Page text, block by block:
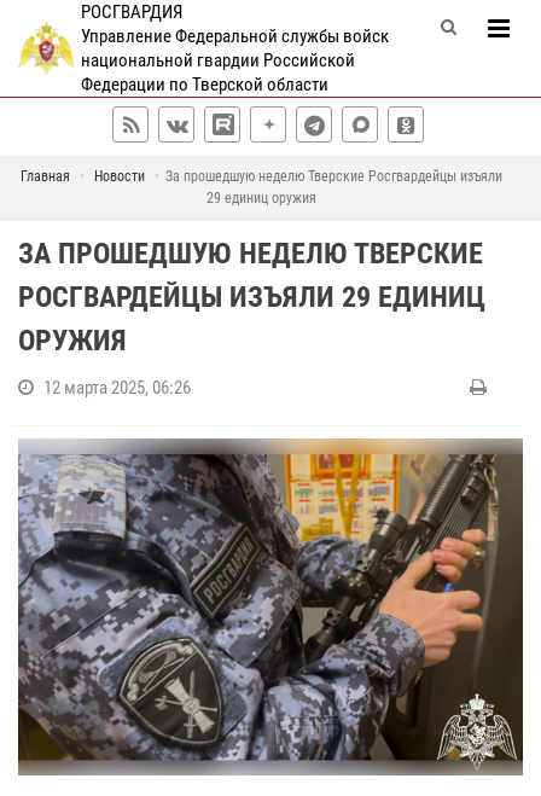
РОСГВАРДИЯ
Управление Федеральной службы войск
национальной гвардии Российской
Федерации по Тверской области
Главная Новости
За прошедшую неделю Тверские Росгвардейцы изъяли
29 единиц оружия
ЗА ПРОШЕДШУЮ НЕДЕЛЮ ТВЕРСКИЕ
РОСГВАРДЕЙЦЫ ИЗЪЯЛИ 29 ЕДИНИЦ
ОРУЖИЯ
12 марта 2025, 06:26